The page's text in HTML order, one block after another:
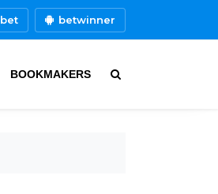
betwinner
BOOKMAKERS